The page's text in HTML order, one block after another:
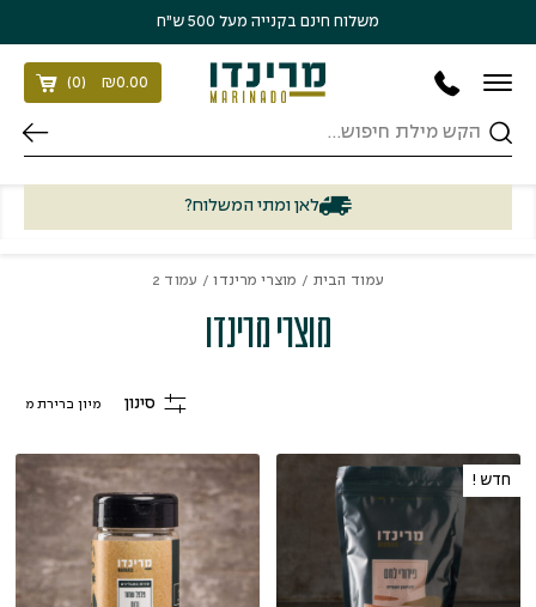
משלוח חינם בקנייה מעל 500 ש״ח
חיפוש
₪0.00
(
0
)
לאן ומתי המשלוח?
עמוד הבית / מוצרי מרינדו/ עמוד 2
מוצרי מרינדו
סינון
חדש !